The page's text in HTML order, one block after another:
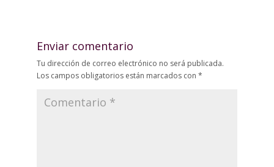
Enviar comentario
Tu dirección de correo electrónico no será publicada.
Los campos obligatorios están marcados con *